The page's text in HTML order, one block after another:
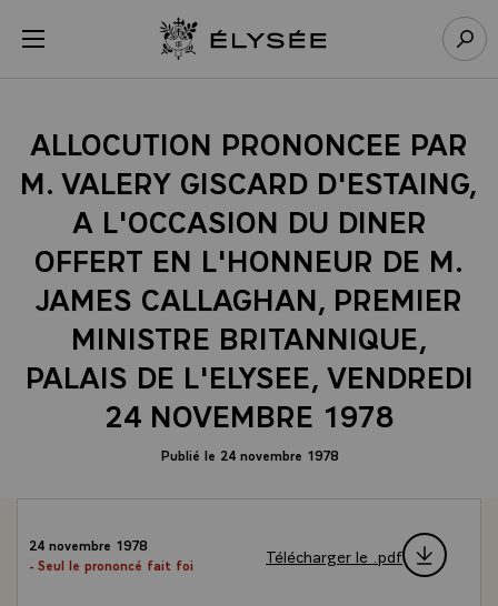
menu Retour à l’accueil Élysée
ALLOCUTION PRONONCEE PAR
M. VALERY GISCARD D'ESTAING,
A L'OCCASION DU DINER
OFFERT EN L'HONNEUR DE M.
JAMES CALLAGHAN, PREMIER
MINISTRE BRITANNIQUE,
PALAIS DE L'ELYSEE, VENDREDI
24 NOVEMBRE 1978
Publié le 24 novembre 1978
24 novembre 1978
- Seul le prononcé fait foi
Télécharger le .pdf
Panneau de gestion des cookies